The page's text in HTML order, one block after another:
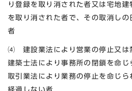
り登録を取り消された者又は宅地
を取り消された者で、その取消し
者
⑷ 建設業法により営業の停止又は
建築士法により事務所の閉鎖を命
取引業法により業務の停止を命じ
経過しない者